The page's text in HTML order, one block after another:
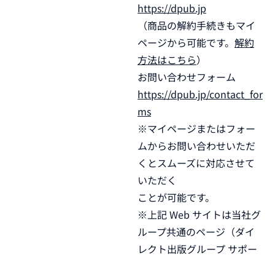
https://dpub.jp
（商品の解約手続きもマイ
ページから可能です。 解約
方法はこちら）
お問い合わせフォーム
https://dpub.jp/contact_for
ms
※マイページまたはフォー
ムからお問い合わせいただ
くとスムーズに対応させて
いただく
ことが可能です。
※上記 Web サイトは当社グ
ループ共通のページ（ダイ
レクト出版グループ サポー